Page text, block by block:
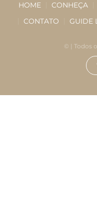
HOME CONHEÇA
CONTATO
GUIDE
© | Todos